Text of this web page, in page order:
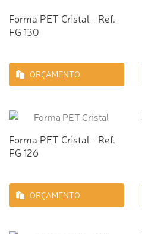
Forma PET Cristal - Ref.
FG 130
ORÇAMENTO
Forma PET Cristal - Ref.
FG 126
ORÇAMENTO